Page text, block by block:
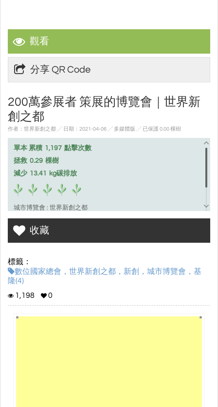
觀看
分享 QR Code
200萬參展者 策展的博覽會｜世界新
創之都
作者：世界新創之都 ╱ 日期：2021-04-06 ╱ 多媒體版 ╱ 已保護 0.00 棵樹
單本 累積 1,197 點擊次數
拯救 0.29 棵樹
減少 13.41 kg碳排放
城市博覽會 : 世界新創之都
20個城市尺度的POC
收藏
標籤：
數位國家總會，世界新創之都，新創，城市博覽會，基
隆(4)
1,198
0